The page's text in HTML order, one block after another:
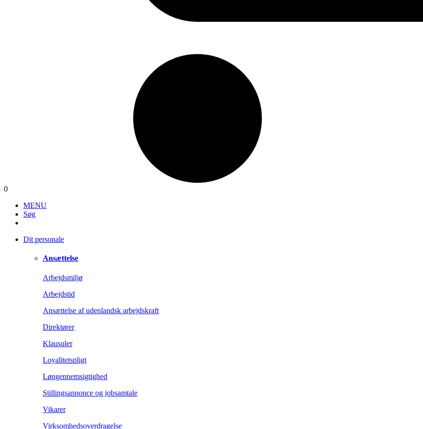
0
MENU
Søg
Dit personale
Ansættelse
Arbejdsmiljø
Arbejdstid
Ansættelse af udenlandsk arbejdskraft
Direktører
Klausuler
Loyalitetspligt
Løngennemsigtighed
Stillingsannonce og jobsamtale
Vikarer
Virksomhedsoverdragelse